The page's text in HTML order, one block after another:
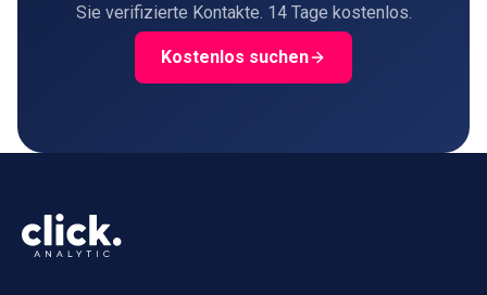
Sie verifizierte Kontakte. 14 Tage kostenlos.
Kostenlos suchen